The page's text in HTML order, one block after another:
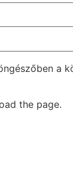
a
the page.